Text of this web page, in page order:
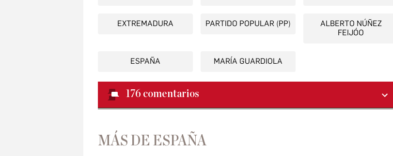
EXTREMADURA PARTIDO POPULAR (PP)
ALBERTO NÚÑEZ
FEIJÓO
ESPAÑA MARÍA GUARDIOLA
176 comentarios
MÁS DE ESPAÑA